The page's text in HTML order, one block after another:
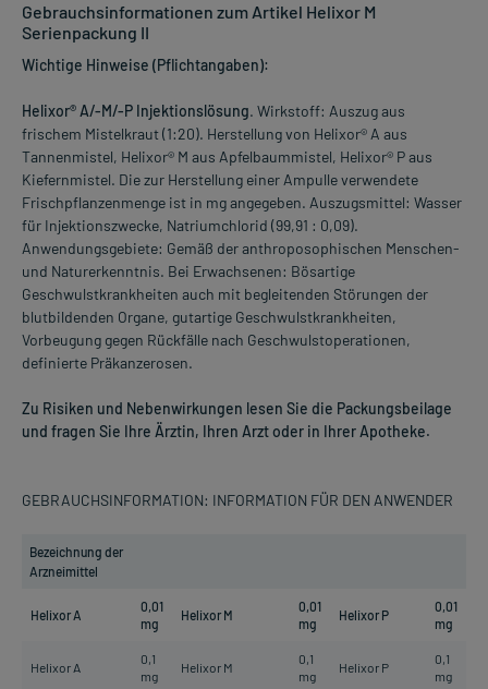
Gebrauchsinformationen zum Artikel Helixor M
Serienpackung II
Wichtige Hinweise (Pflichtangaben):
Helixor® A/-M/-P Injektionslösung. Wirkstoff: Auszug aus
frischem Mistelkraut (1:20). Herstellung von Helixor® A aus
Tannenmistel, Helixor® M aus Apfelbaummistel, Helixor® P aus
Kiefernmistel. Die zur Herstellung einer Ampulle verwendete
Frischpflanzenmenge ist in mg angegeben. Auszugsmittel: Wasser
für Injektionszwecke, Natriumchlorid (99,91 : 0,09).
Anwendungsgebiete: Gemäß der anthroposophischen Menschen-
und Naturerkenntnis. Bei Erwachsenen: Bösartige
Geschwulstkrankheiten auch mit begleitenden Störungen der
blutbildenden Organe, gutartige Geschwulstkrankheiten,
Vorbeugung gegen Rückfälle nach Geschwulstoperationen,
definierte Präkanzerosen.
Zu Risiken und Nebenwirkungen lesen Sie die Packungsbeilage
und fragen Sie Ihre Ärztin, Ihren Arzt oder in Ihrer Apotheke.
GEBRAUCHSINFORMATION: INFORMATION FÜR DEN ANWENDER
Bezeichnung der
Arzneimittel
Helixor A
0,01
mg
Helixor M
0,01
mg
Helixor P
0,01
mg
Helixor A
0,1
mg
Helixor M
0,1
mg
Helixor P
0,1
mg